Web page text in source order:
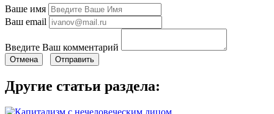
Ваше имя
Ваш email
Введите Ваш комментарий
Отмена Отправить
Другие статьи раздела: